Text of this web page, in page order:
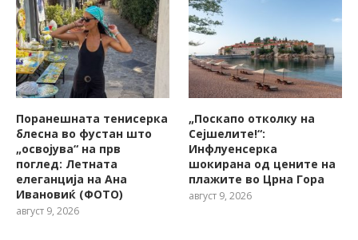
Поранешната тенисерка
блесна во фустан што
„освојува“ на прв
поглед: Летната
елеганција на Ана
Ивановиќ (ФОТО)
август 9, 2026
„Поскапо отколку на
Сејшелите!“:
Инфлуенсерка
шокирана од цените на
плажите во Црна Гора
август 9, 2026